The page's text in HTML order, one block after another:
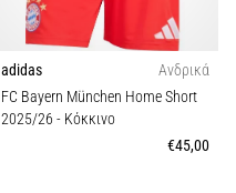
adidas
Ανδρικά
FC Bayern München Home Short
2025/26 - Κόκκινο
€45,00